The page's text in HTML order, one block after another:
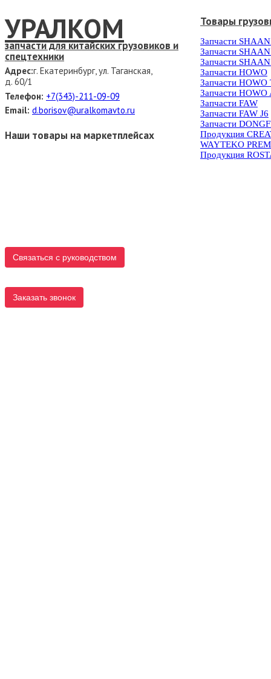
УРАЛКОМ
запчасти для китайских грузовиков и
спецтехники
Адрес:г. Екатеринбург, ул. Таганская,
д. 60/1
Телефон: +7(343)-211-09-09
Email: d.borisov@uralkomavto.ru
Наши товары на маркетплейсах
Связаться с руководством
Заказать звонок
Товары
Запчасти
Запчасти
Запчасти
Запчасти HOWO
Запчасти HOWO
Запчасти HOWO
Запчасти FAW
Запчасти FAW J6
Запчасти
Продукция
WAYTEKO
Продукция